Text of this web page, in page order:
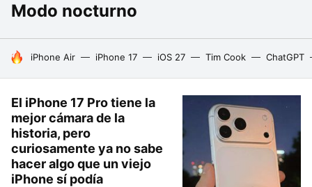
Modo nocturno
HOY SE HABLA DE
iPhone Air iPhone 17 iOS 27 Tim Cook ChatGPT
El iPhone 17 Pro tiene la
mejor cámara de la
historia, pero
curiosamente ya no sabe
hacer algo que un viejo
iPhone sí podía